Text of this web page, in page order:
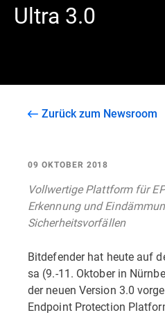
Ultra 3.0
Zurück zum Newsroom
09 OKTOBER 2018
Vollwertige Plattform für
Erkennung und
Sicherheitsvorfällen
Bitdefender hat heute auf
sa (9.-11. Oktober in
der neuen Version 3.0
Endpoint Protection